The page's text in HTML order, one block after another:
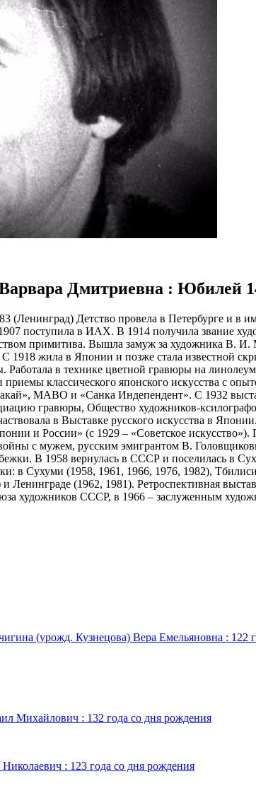
Варвара Дмитриевна : Юбилей
(Ленинград) Детство провела в Петербурге и
поступила в ИАХ. В 1914 получила звание
примитива. Вышла замуж за художника В.
жила в Японии и позже стала известной
Работала в технике цветной гравюры на
приемы классического японского искусства с
МАВО и «Санка Индепендент». С 1932
гравюры, Общество художников-
в Выставке русского искусства в
и России» (с 1929 – «Советское
с мужем, русским эмигрантом В.
В 1958 вернулась в СССР и поселилась в
в Сухуми (1958, 1961, 1966, 1976, 1982),
(1962, 1981). Ретроспективная
художников СССР, в 1966 – заслуженным
(урожд. Кузнецова) Вера Емельяновна : 122
Михайлович : 132 года со дня рождения
: 123 года со дня рождения